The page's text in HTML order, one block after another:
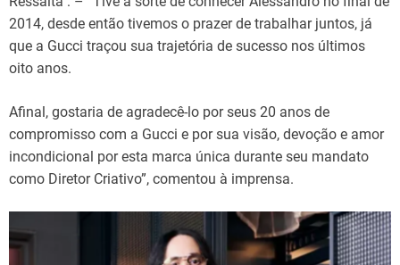
2014, desde então tivemos o prazer de trabalhar juntos, já
que a Gucci traçou sua trajetória de sucesso nos últimos
oito anos.
Afinal, gostaria de agradecê-lo por seus 20 anos de
compromisso com a Gucci e por sua visão, devoção e amor
incondicional por esta marca única durante seu mandato
como Diretor Criativo”, comentou à imprensa.